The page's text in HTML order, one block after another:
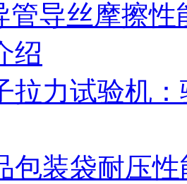
管导丝摩擦
绍
拉力试验机
包装袋耐压